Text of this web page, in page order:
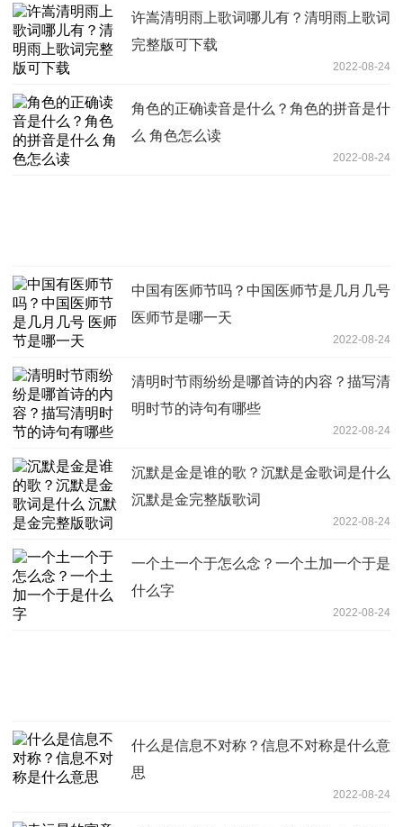
许嵩清明雨上歌词哪儿有？清明雨上歌词
完整版可下载
2022-08-24
角色的正确读音是什么？角色的拼音是什
么 角色怎么读
2022-08-24
中国有医师节吗？中国医师节是几月几号
医师节是哪一天
2022-08-24
清明时节雨纷纷是哪首诗的内容？描写清
明时节的诗句有哪些
2022-08-24
沉默是金是谁的歌？沉默是金歌词是什么
沉默是金完整版歌词
2022-08-24
一个土一个于怎么念？一个土加一个于是
什么字
2022-08-24
什么是信息不对称？信息不对称是什么意
思
2022-08-24